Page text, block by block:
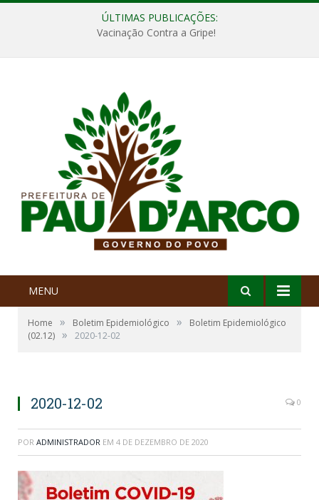
ÚLTIMAS PUBLICAÇÕES:
Vacinação Contra a Gripe!
MENU
Home » Boletim Epidemiológico »
Boletim Epidemiológico
(02.12) » 2020-12-02
2020-12-02 0
POR ADMINISTRADOR EM 4 DE DEZEMBRO DE 2020